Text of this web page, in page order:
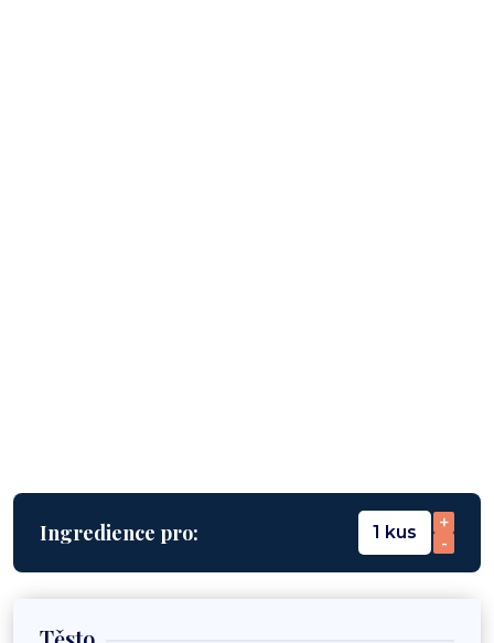
Ingredience pro: 1 kus
+
-